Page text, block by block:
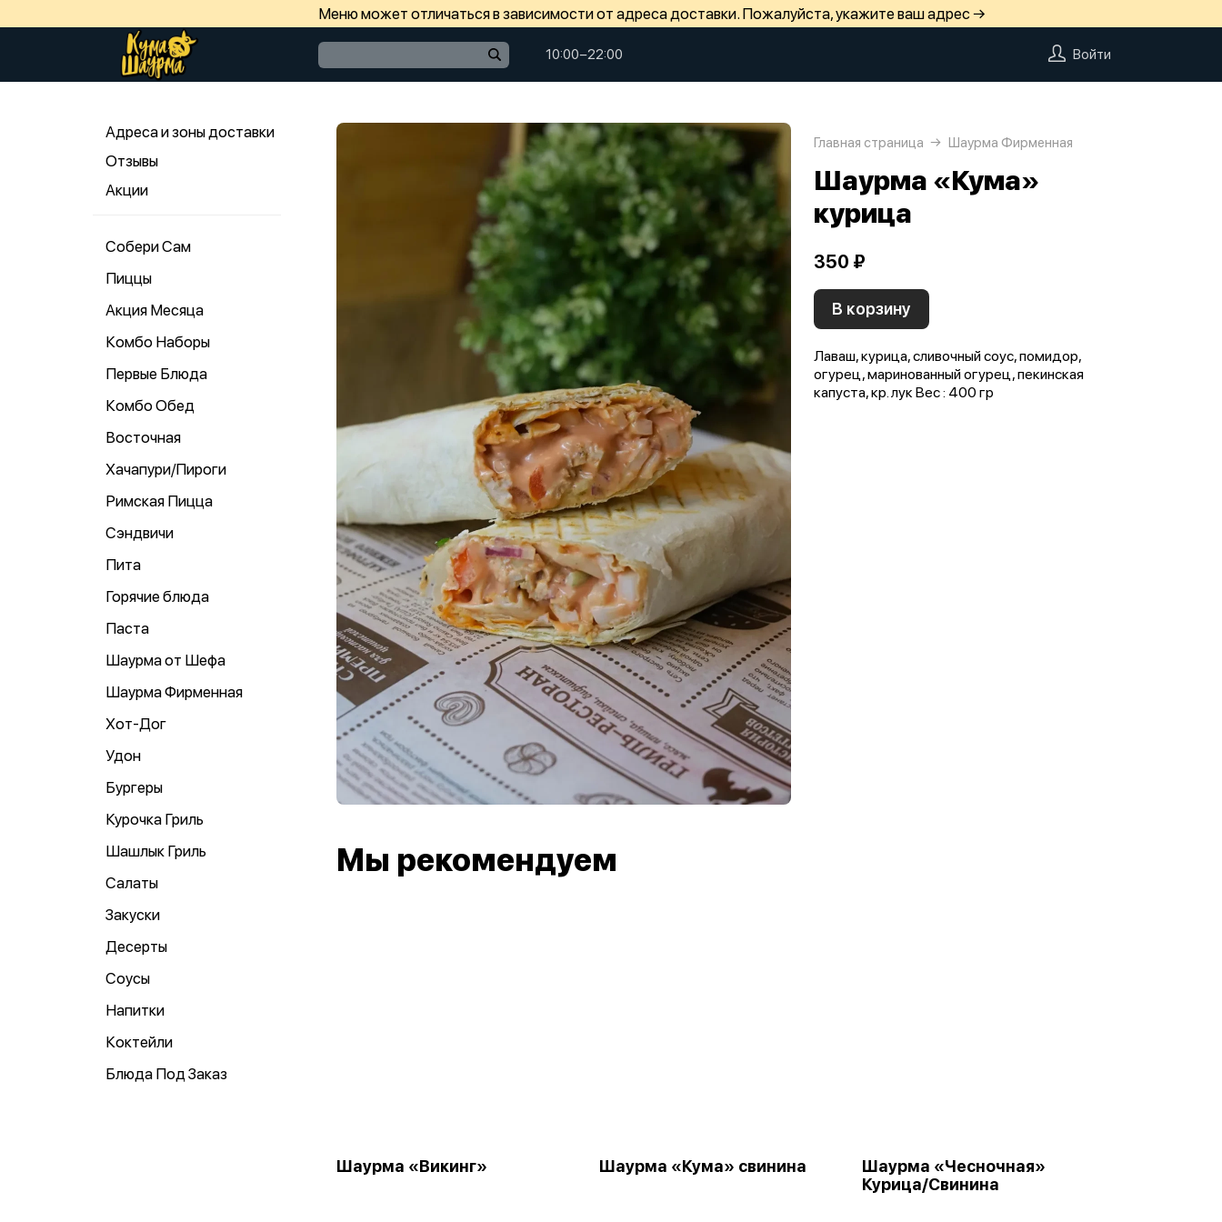
Меню может отличаться в зависимости от адреса доставки. Пожалуйста, укажите ваш адрес →
10:00−22:00 Войти
Адреса и зоны доставки
Отзывы
Акции
Собери Сам
Пиццы
Акция Месяца
Комбо Наборы
Первые Блюда
Комбо Обед
Восточная
Хачапури/Пироги
Римская Пицца
Сэндвичи
Пита
Горячие блюда
Паста
Шаурма от Шефа
Шаурма Фирменная
Хот-Дог
Удон
Бургеры
Курочка Гриль
Шашлык Гриль
Салаты
Закуски
Десерты
Соусы
Напитки
Коктейли
Блюда Под Заказ
Главная страница Шаурма Фирменная
Шаурма «Кума»
курица
350 ₽
В корзину
Лаваш, курица, сливочный соус, помидор,
огурец, маринованный огурец, пекинская
капуста, кр. лук Вес : 400 гр
Мы рекомендуем
Шаурма «Викинг» Шаурма «Кума» свинина
Шаурма «Чесночная»
Курица/Свинина